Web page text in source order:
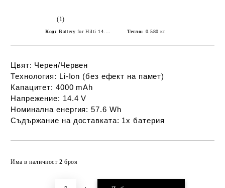
(1)
Код: Тегло: 0.580 кг
Цвят: Черен/Червен
Технология: Li-Ion (без ефект на памет)
Капацитет: 4000 mAh
Напрежение: 14.4 V
Номинална енергия: 57.6 Wh
Съдържание на доставката: 1x батерия
Има в наличност 2 броя